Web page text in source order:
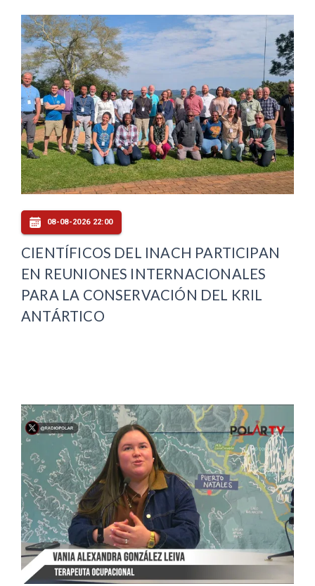
08-08-2026 22:00
CIENTÍFICOS DEL INACH PARTICIPAN
EN REUNIONES INTERNACIONALES
PARA LA CONSERVACIÓN DEL KRIL
ANTÁRTICO